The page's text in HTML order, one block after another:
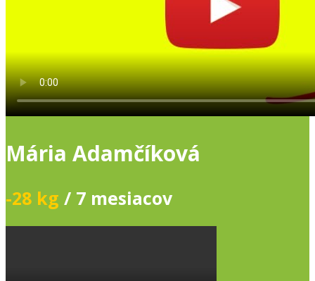
Mária Adamčíková
-28 kg / 7 mesiacov